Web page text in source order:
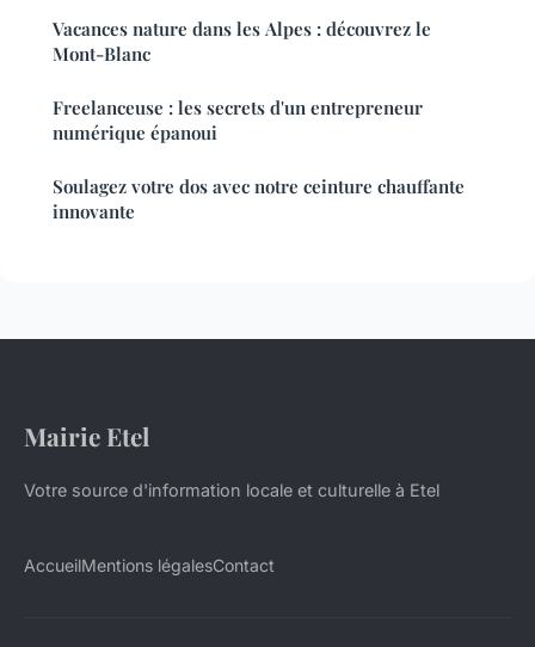
Vacances nature dans les Alpes : découvrez le
Mont-Blanc
Freelanceuse : les secrets d'un entrepreneur
numérique épanoui
Soulagez votre dos avec notre ceinture chauffante
innovante
Mairie Etel
Votre source d'information locale et culturelle à Etel
AccueilMentions légalesContact